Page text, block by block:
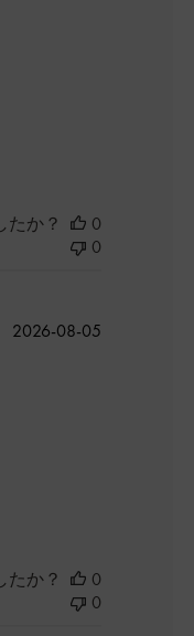
たか？
0
0
公
2026-08-05
たか？
0
0